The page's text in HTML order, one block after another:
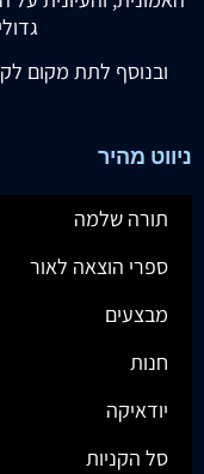
ובנוסף לתת מקום
ניווט מהיר
תורה שלמה
ספרי הוצאה לאור
מבצעים
חנות
יודאיקה
סל הקניות